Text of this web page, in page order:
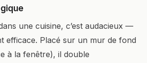
une cuisine, c’est audacieux —
efficace. Placé sur un mur de fond
à la fenêtre), il double